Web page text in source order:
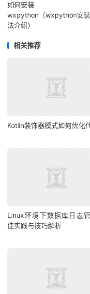
如何安装
wxpython（wxpython安
法介绍）
相关推荐
Kotlin装饰器模式如何优化
Linux环境下数据库日志
佳实践与技巧解析